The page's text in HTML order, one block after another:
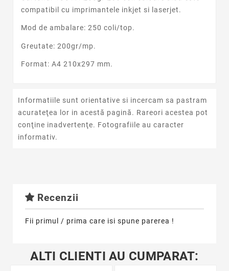
compatibil cu imprimantele inkjet si laserjet.
Mod de ambalare: 250 coli/top.
Greutate: 200gr/mp.
Format: A4 210x297 mm.
Informatiile sunt orientative si incercam sa pastram
acurateţea lor in acestă pagină. Rareori acestea pot
conţine inadvertenţe. Fotografiile au caracter
informativ.
Recenzii
Fii primul / prima care isi spune parerea !
ALTI CLIENTI AU CUMPARAT: